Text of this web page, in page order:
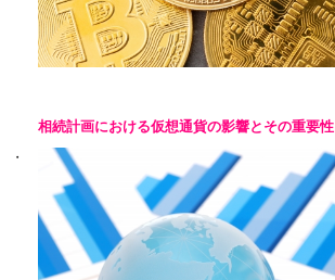
相続計画における仮想通貨の影響とその重要性